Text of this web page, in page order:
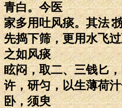
青白。今医
家多用吐风痰。其法∶
先捣下筛，更用水飞
之如风痰
眩闷，取二、三钱匕
许，研匀，以生薄荷
卧，须臾